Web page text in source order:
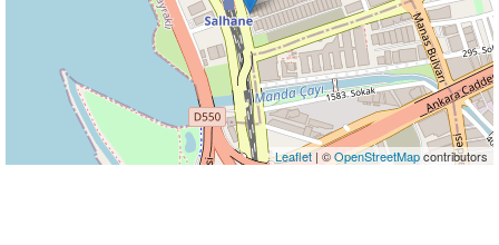
Leaflet| ©OpenStreetMapcontributors